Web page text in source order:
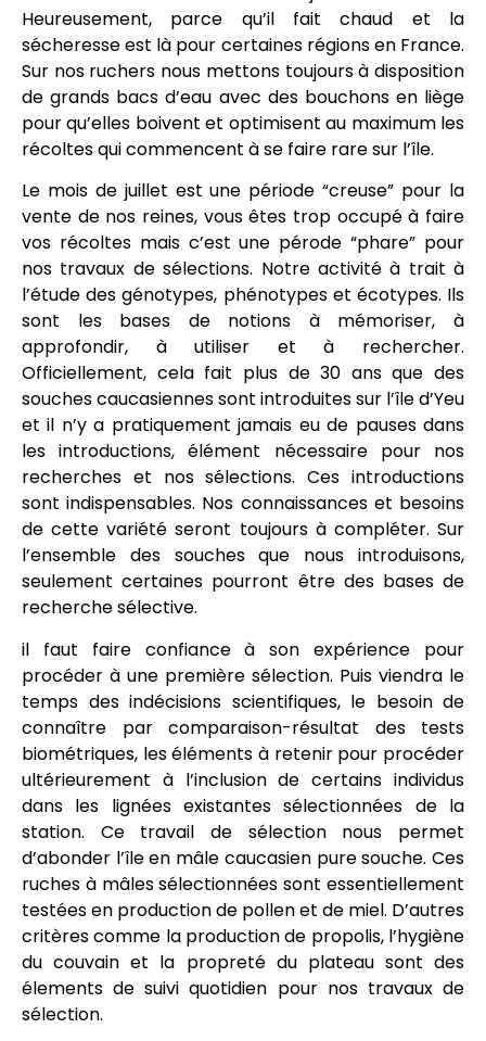
Heureusement, parce qu’il fait chaud et la
sécheresse est là pour certaines régions en France.
Sur nos ruchers nous mettons toujours à disposition
de grands bacs d’eau avec des bouchons en liège
pour qu’elles boivent et optimisent au maximum les
récoltes qui commencent à se faire rare sur l’île.
Le mois de juillet est une période “creuse” pour la
vente de nos reines, vous êtes trop occupé à faire
vos récoltes mais c’est une pérode “phare” pour
nos travaux de sélections. Notre activité à trait à
l’étude des génotypes, phénotypes et écotypes. Ils
sont les bases de notions à mémoriser, à
approfondir, à utiliser et à rechercher.
Officiellement, cela fait plus de 30 ans que des
souches caucasiennes sont introduites sur l’île d’Yeu
et il n’y a pratiquement jamais eu de pauses dans
les introductions, élément nécessaire pour nos
recherches et nos sélections. Ces introductions
sont indispensables. Nos connaissances et besoins
de cette variété seront toujours à compléter. Sur
l’ensemble des souches que nous introduisons,
seulement certaines pourront être des bases de
recherche sélective.
il faut faire confiance à son expérience pour
procéder à une première sélection. Puis viendra le
temps des indécisions scientifiques, le besoin de
connaître par comparaison-résultat des tests
biométriques, les éléments à retenir pour procéder
ultérieurement à l’inclusion de certains individus
dans les lignées existantes sélectionnées de la
station. Ce travail de sélection nous permet
d’abonder l’île en mâle caucasien pure souche. Ces
ruches à mâles sélectionnées sont essentiellement
testées en production de pollen et de miel. D’autres
critères comme la production de propolis, l’hygiène
du couvain et la propreté du plateau sont des
élements de suivi quotidien pour nos travaux de
sélection.